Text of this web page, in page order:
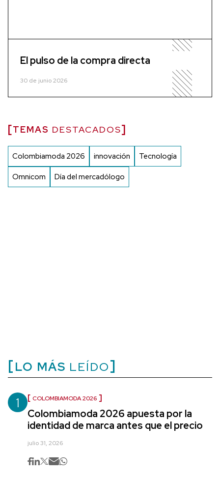
El pulso de la compra directa
30 de junio 2026
TEMAS DESTACADOS
Colombiamoda 2026 innovación Tecnología
Omnicom Día del mercadólogo
LO MÁS LEÍDO
1 COLOMBIAMODA 2026
Colombiamoda 2026 apuesta por la
identidad de marca antes que el precio
julio 31, 2026